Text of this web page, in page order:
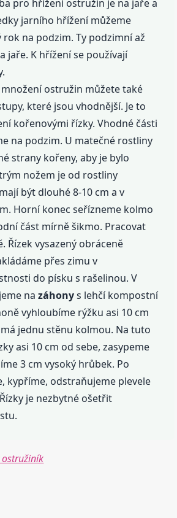
pro hřížení ostružin je na jaře a
jarního hřížení můžeme
na podzim. Ty podzimní až
jaře. K hřížení se používají
ostružin můžete také
které jsou vhodnější. Je to
kořenovými řízky. Vhodné části
na podzim. U matečné rostliny
strany kořeny, aby je bylo
nožem je od rostliny
být dlouhé 8-10 cm a v
Horní konec seřízneme kolmo
část mírně šikmo. Pracovat
Řízek vysazený obráceně
přes zimu v
do písku s rašelinou. V
nazáhonys lehčí kompostní
vyhloubíme rýžku asi 10 cm
jednu stěnu kolmou. Na tuto
asi 10 cm od sebe, zasypeme
3 cm vysoký hrůbek. Po
kypříme, odstraňujeme plevele
je nezbytné ošetřit
ostružiník